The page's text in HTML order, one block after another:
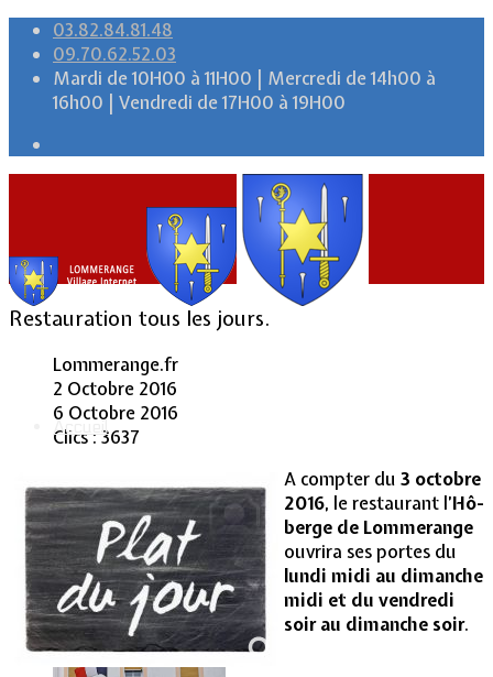
03.82.84.81.48
09.70.62.52.03
Mardi de 10H00 à 11H00 | Mercredi de 14h00 à
16h00 | Vendredi de 17H00 à 19H00
Accueil
Vie Municipale
Restauration tous les jours.
Lommerange.fr
2 Octobre 2016
6 Octobre 2016
Clics : 3637
A compter du 3 octobre
2016, le restaurant l’Hô-
berge de Lommerange
ouvrira ses portes du
lundi midi au dimanche
midi et du vendredi
soir au dimanche soir.